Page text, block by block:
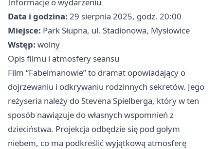
Data i godzina: 29 sierpnia 2025, godz. 20:00
Miejsce: Park Słupna, ul. Stadionowa, Mysłowice
Wstęp: wolny
Opis filmu i atmosfery seansu
Film “Fabelmanowie” to dramat opowiadający o
dojrzewaniu i odkrywaniu rodzinnych sekretów. Jego
reżyseria należy do Stevena Spielberga, który w ten
sposób nawiązuje do własnych wspomnień z
dzieciństwa. Projekcja odbędzie się pod gołym
niebem, co ma podkreślić wyjątkową atmosferę